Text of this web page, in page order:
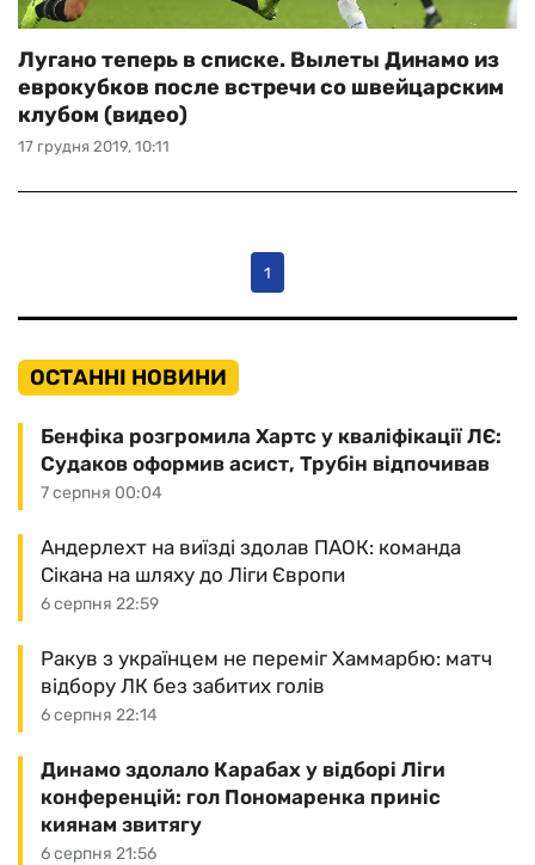
17 грудня 2019, 10:11
Лугано теперь в списке. Вылеты Динамо из
еврокубков после встречи со швейцарским
клубом (видео)
1
ОСТАННІ НОВИНИ
7 серпня 00:04
Бенфіка розгромила Хартс у кваліфікації ЛЄ:
Судаков оформив асист, Трубін відпочивав
6 серпня 22:59
Андерлехт на виїзді здолав ПАОК: команда
Сікана на шляху до Ліги Європи
6 серпня 22:14
Ракув з українцем не переміг Хаммарбю: матч
відбору ЛК без забитих голів
6 серпня 21:56
Динамо здолало Карабах у відборі Ліги
конференцій: гол Пономаренка приніс
киянам звитягу